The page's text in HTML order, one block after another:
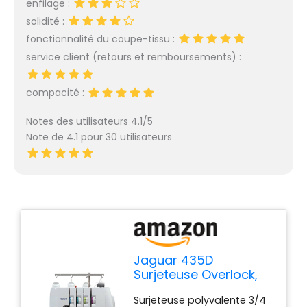
enfilage :
solidité :
fonctionnalité du coupe-tissu :
service client (retours et remboursements) :
compacité :
Notes des utilisateurs 4.1/5
Note de 4.1 pour 30 utilisateurs
Jaguar 435D
Surjeteuse Overlock,
par couleur, transport
Surjeteuse polyvalente 3/4